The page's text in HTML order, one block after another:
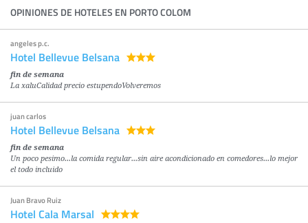
OPINIONES DE HOTELES EN PORTO COLOM
angeles p.c.
Hotel Bellevue Belsana
fin de semana
La xaluCalidad precio estupendoVolveremos
juan carlos
Hotel Bellevue Belsana
fin de semana
Un poco pesimo...la comida regular...sin aire acondicionado en comedores...lo mejor
el todo incluido
Juan Bravo Ruiz
Hotel Cala Marsal